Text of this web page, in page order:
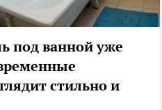
под ванной уже
стильно и